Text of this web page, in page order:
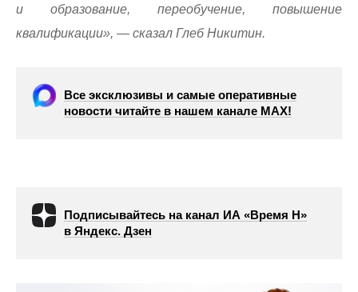
и образование, переобучение, повышение
квалификации», — сказал Глеб Никитин.
Все эксклюзивы и самые оперативные
новости читайте в нашем канале МАХ!
Подписывайтесь на канал ИА «Время Н»
в Яндекс. Дзен